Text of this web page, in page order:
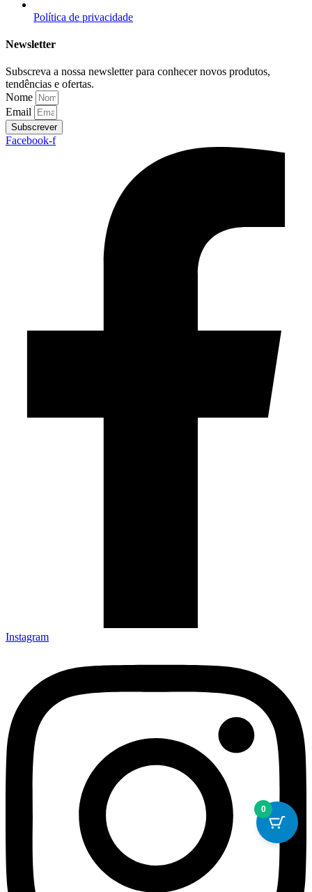
Política de privacidade
Newsletter
Subscreva a nossa newsletter para conhecer novos produtos,
tendências e ofertas.
Nome
Email
Subscrever
Facebook-f
Instagram
0